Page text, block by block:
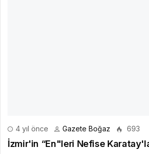
4 yıl önce Gazete Boğaz 693
İzmir'in “En"leri Nefise